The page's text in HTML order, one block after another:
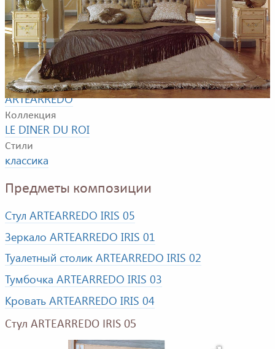
Композиция для гостиной комнаты. В композицию
входят: двуспальная кровать, тумбочка, туалетный
столик, зеркало, стул.
Фабрика
ARTEARREDO
Коллекция
LE DINER DU ROI
Стили
классика
Предметы композиции
Стул ARTEARREDO IRIS 05
Зеркало ARTEARREDO IRIS 01
Туалетный столик ARTEARREDO IRIS 02
Тумбочка ARTEARREDO IRIS 03
Кровать ARTEARREDO IRIS 04
Стул ARTEARREDO IRIS 05